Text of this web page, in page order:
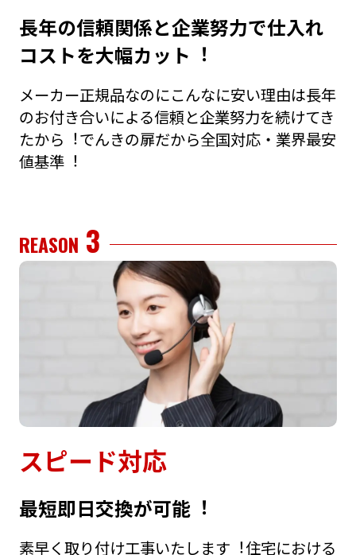
⻑年の信頼関係と企業努⼒で仕⼊れ
コストを⼤幅カット︕
メーカー正規品なのにこんなに安い理由は⻑年
のお付き合いによる信頼と企業努⼒を続けてき
たから︕でんきの扉だから全国対応・業界最安
値基準︕
REASON 3
スピード対応
最短即⽇交換が可能︕
素早く取り付け⼯事いたします︕住宅における